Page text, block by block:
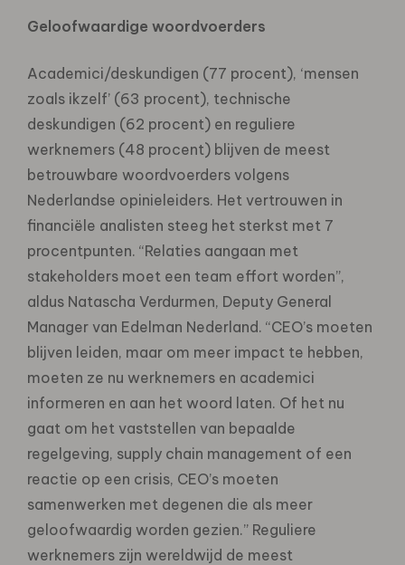
Geloofwaardige woordvoerders
Academici/deskundigen (77 procent), ‘mensen
zoals ikzelf’ (63 procent), technische
deskundigen (62 procent) en reguliere
werknemers (48 procent) blijven de meest
betrouwbare woordvoerders volgens
Nederlandse opinieleiders. Het vertrouwen in
financiële analisten steeg het sterkst met 7
procentpunten. “Relaties aangaan met
stakeholders moet een team effort worden”,
aldus Natascha Verdurmen, Deputy General
Manager van Edelman Nederland. “CEO’s moeten
blijven leiden, maar om meer impact te hebben,
moeten ze nu werknemers en academici
informeren en aan het woord laten. Of het nu
gaat om het vaststellen van bepaalde
regelgeving, supply chain management of een
reactie op een crisis, CEO’s moeten
samenwerken met degenen die als meer
geloofwaardig worden gezien.” Reguliere
werknemers zijn wereldwijd de meest